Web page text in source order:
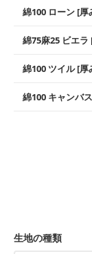
使いやすさNo.1
高さがオックス
般にお使いいた
※レッスンバッ
・布団カバーな
柔らかくふんわ
チなど直接肌に
す。
・スタイ、おく
・ブラウス、
・パジャマなど
綿100 ローン [厚
上質で薄手の平
良さが魅力。透
・ブラウス、
綿75麻25 ビエ
コットン75％リ
りもふんわりと
綿100 ツイル [
綾織りの生地
らかいのが特
・カーテン、
・パンツ、タ
もっと詳しく見る
綿100 キャンバ
耐久性があり
小物、インテリ
・工作用エプロン
生地の種類